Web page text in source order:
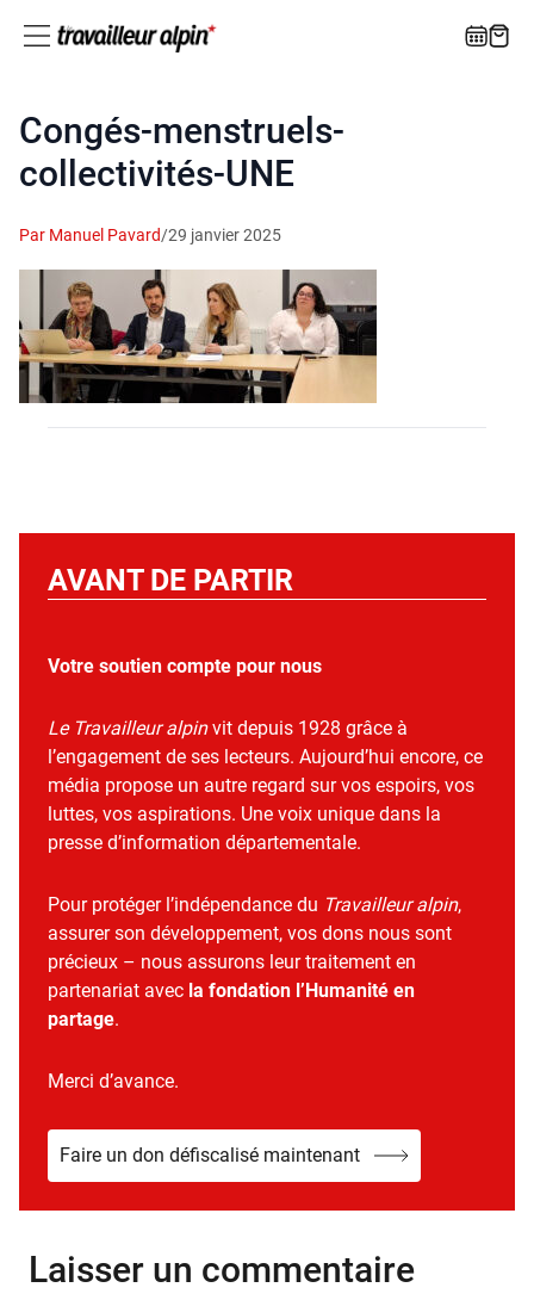
Congés‑menstruels-
collectivités‑UNE
Par Manuel Pavard/29 janvier 2025
AVANT DE PARTIR
Votre soutien compte pour nous
Le Travailleur alpinvit depuis 1928 grâce à
l’engagement de ses lecteurs. Aujourd’hui encore, ce
média propose un autre regard sur vos espoirs, vos
luttes, vos aspirations. Une voix unique dans la
presse d’information départementale.
Pour protéger l’indépendance du Travailleur alpin,
assurer son développement, vos dons nous sont
précieux – nous assurons leur traitement en
partenariat avec la fondation l’Humanité en
partage.
Merci d’avance.
Faire un don défiscalisé maintenant
Laisser un commentaire